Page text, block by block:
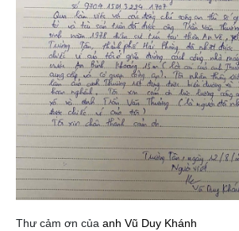
Thư cảm ơn của anh Vũ Duy Khánh